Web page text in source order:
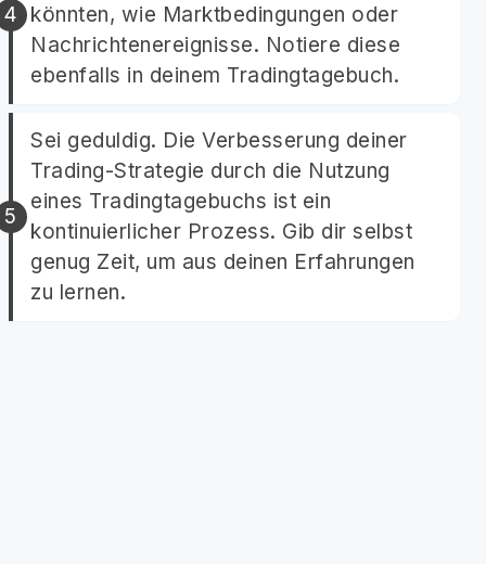
könnten, wie Marktbedingungen oder
Nachrichtenereignisse. Notiere diese
ebenfalls in deinem Tradingtagebuch.
Sei geduldig. Die Verbesserung deiner
Trading-Strategie durch die Nutzung
eines Tradingtagebuchs ist ein
kontinuierlicher Prozess. Gib dir selbst
genug Zeit, um aus deinen Erfahrungen
zu lernen.